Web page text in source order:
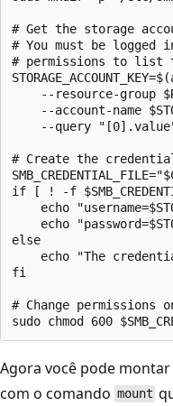
# Get the storage
# You must be
# permissions to list
--resource-group
--account-name
--query
# Create the
if [ ! -f
echo
echo
else
echo "The
fi
# Change
Agora você pode
com o comando mount